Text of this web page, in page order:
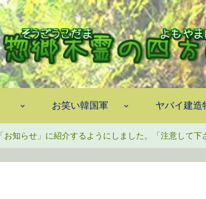
お笑い韓国軍 ヤバイ建造
お知らせ」に紹介するようにしました。「注意して下